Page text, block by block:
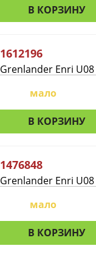
В КОРЗИНУ
1612196
Grenlander Enri U08
мало
В КОРЗИНУ
1476848
Grenlander Enri U08
мало
В КОРЗИНУ